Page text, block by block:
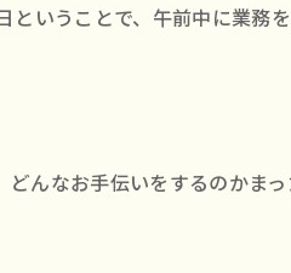
いうことで、午前中に業務
んなお手伝いをするのかま